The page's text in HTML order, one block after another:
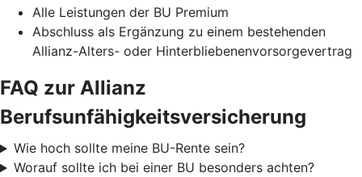
Alle Leistungen der BU Premium
Abschluss als Ergänzung zu einem bestehenden
Allianz-Alters- oder Hinterbliebenenvorsorgevertrag
FAQ zur Allianz
Berufsunfähigkeitsversicherung
Wie hoch sollte meine BU-Rente sein?
Worauf sollte ich bei einer BU besonders achten?